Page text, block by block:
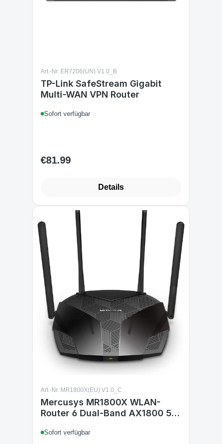
Art.-Nr. ER7206(UN) V1.0_B
TP-Link SafeStream Gigabit
Multi-WAN VPN Router
Sofort verfügbar
Regular price:
€81.99
Details
Art.-Nr. MR1800X(EU) V1.0_C
Mercusys MR1800X WLAN-
Router 6 Dual-Band AX1800 5
Mbps Gigabit WAN/LAN Port
Sofort verfügbar